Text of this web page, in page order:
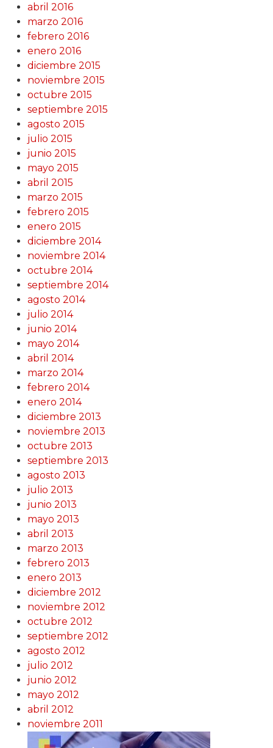
abril 2016
marzo 2016
febrero 2016
enero 2016
diciembre 2015
noviembre 2015
octubre 2015
septiembre 2015
agosto 2015
julio 2015
junio 2015
mayo 2015
abril 2015
marzo 2015
febrero 2015
enero 2015
diciembre 2014
noviembre 2014
octubre 2014
septiembre 2014
agosto 2014
julio 2014
junio 2014
mayo 2014
abril 2014
marzo 2014
febrero 2014
enero 2014
diciembre 2013
noviembre 2013
octubre 2013
septiembre 2013
agosto 2013
julio 2013
junio 2013
mayo 2013
abril 2013
marzo 2013
febrero 2013
enero 2013
diciembre 2012
noviembre 2012
octubre 2012
septiembre 2012
agosto 2012
julio 2012
junio 2012
mayo 2012
abril 2012
noviembre 2011